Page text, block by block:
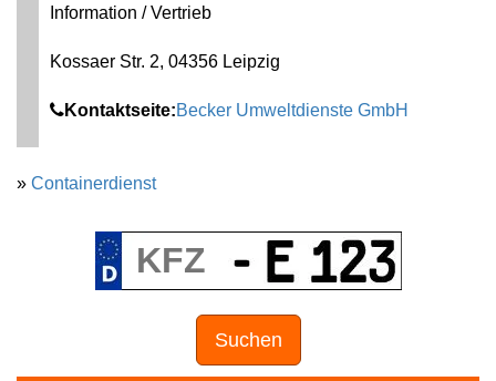
Information / Vertrieb
Kossaer Str. 2, 04356 Leipzig
Kontaktseite:Becker Umweltdienste GmbH
» Containerdienst
Suchen